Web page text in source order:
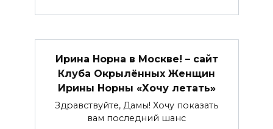
Ирина Норна в Москве! – сайт
Клуба Окрылённых Женщин
Ирины Норны «Хочу летать»
Здравствуйте, Дамы! Хочу показать
вам последний шанс